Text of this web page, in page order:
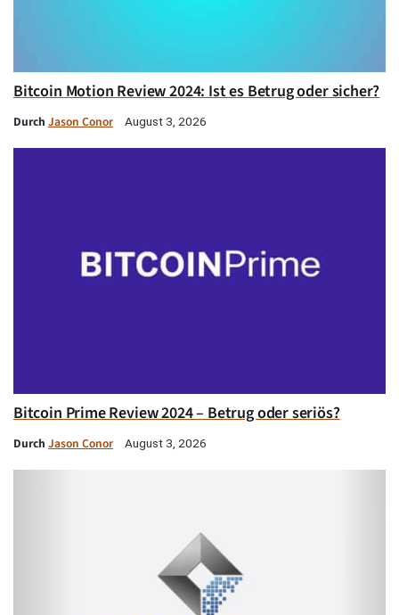
Bitcoin Motion Review 2024: Ist es Betrug oder sicher?
Durch Jason Conor August 3, 2026
Bitcoin Prime Review 2024 – Betrug oder seriös?
Durch Jason Conor August 3, 2026